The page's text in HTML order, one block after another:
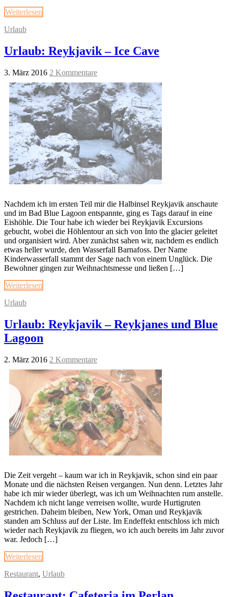
Weiterlesen
Urlaub
Urlaub: Reykjavik – Ice Cave
3. März 2016 2 Kommentare
Nachdem ich im ersten Teil mir die Halbinsel Reykjavik anschaute
und im Bad Blue Lagoon entspannte, ging es Tags darauf in eine
Eishöhle. Die Tour habe ich wieder bei Reykjavik Excursions
gebucht, wobei die Höhlentour an sich von Into the glacier geleitet
und organisiert wird. Aber zunächst sahen wir, nachdem es endlich
etwas heller wurde, den Wasserfall Barnafoss. Der Name
Kinderwasserfall stammt der Sage nach von einem Unglück. Die
Bewohner gingen zur Weihnachtsmesse und ließen […]
Weiterlesen
Urlaub
Urlaub: Reykjavik – Reykjanes und Blue
Lagoon
2. März 2016 2 Kommentare
Die Zeit vergeht – kaum war ich in Reykjavik, schon sind ein paar
Monate und die nächsten Reisen vergangen. Nun denn. Letztes Jahr
habe ich mir wieder überlegt, was ich um Weihnachten rum anstelle.
Nachdem ich nicht lange verreisen wollte, wurde Hurtigruten
gestrichen. Daheim bleiben, New York, Oman und Reykjavik
standen am Schluss auf der Liste. Im Endeffekt entschloss ich mich
wieder nach Reykjavik zu fliegen, wo ich auch bereits im Jahr zuvor
war. Jedoch […]
Weiterlesen
Restaurant, Urlaub